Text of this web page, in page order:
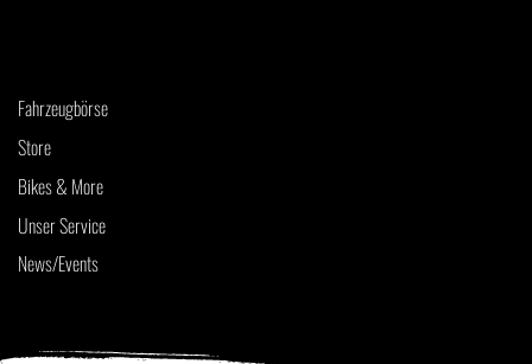
Fahrzeugbörse
Store
Bikes & More
Unser Service
News/Events